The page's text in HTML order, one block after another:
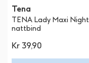
Tena
TENA Lady Maxi Night
nattbind
Kr 39,90